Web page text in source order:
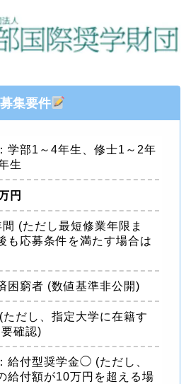
募集要件
学部1～4年生、修士1～2年
生
円
(ただし最短修業年限ま
も応募条件を満たす場合は
困窮者 (数値基準非公開)
だし、指定大学に在籍す
確認)
給付型奨学金◯ (ただし、
給付額が10万円を超える場